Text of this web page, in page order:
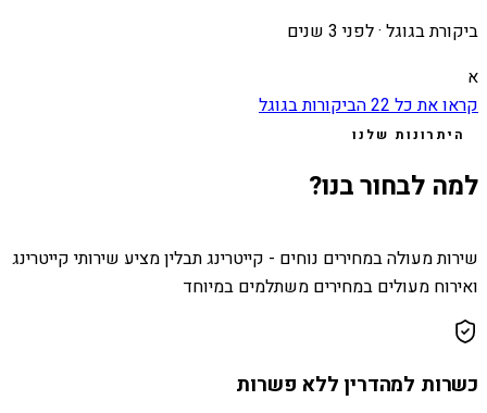
ביקורת בגוגל ·לפני 3 שנים
א
קראו את כל22הביקורות בגוגל
היתרונות שלנו
למה לבחור בנו?
שירות מעולה במחירים נוחים - קייטרינג תבלין מציע שירותי קייטרינג
ואירוח מעולים במחירים משתלמים במיוחד
כשרות למהדרין ללא פשרות